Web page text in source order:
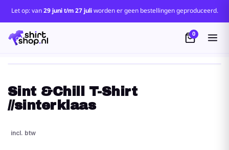
Let op: van29 juni t/m 27 juliworden er geen bestellingen geproduceerd.
0
Sint &Chill T-Shirt
//sinterklaas